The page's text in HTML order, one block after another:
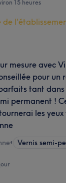
15 heures
de
mesure avec
pour un
tant
permanent !
les
• Vernis semi-